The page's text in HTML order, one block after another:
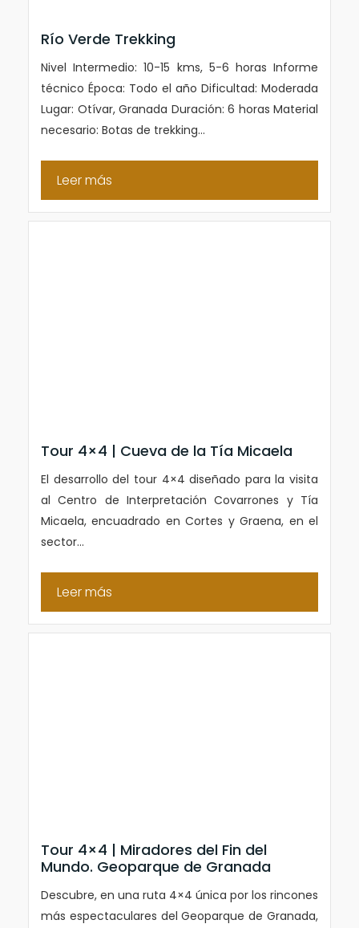
Río Verde Trekking
Nivel Intermedio: 10-15 kms, 5-6 horas Informe
técnico Época: Todo el año Dificultad: Moderada
Lugar: Otívar, Granada Duración: 6 horas Material
necesario: Botas de trekking...
Leer más
Tour 4×4 | Cueva de la Tía Micaela
El desarrollo del tour 4×4 diseñado para la visita
al Centro de Interpretación Covarrones y Tía
Micaela, encuadrado en Cortes y Graena, en el
sector...
Leer más
Tour 4×4 | Miradores del Fin del
Mundo. Geoparque de Granada
Descubre, en una ruta 4×4 única por los rincones
más espectaculares del Geoparque de Granada,